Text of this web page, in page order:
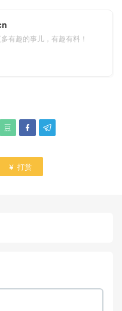
有趣的事儿，有趣有料！
  
 打赏